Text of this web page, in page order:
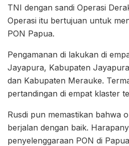
TNI dengan sandi Operasi
Operasi itu bertujuan untuk
PON Papua.
Pengamanan di lakukan di
Jayapura, Kabupaten
dan Kabupaten Merauke.
pertandingan di empat klaster
Rusdi pun memastikan bahwa
berjalan dengan baik.
penyelenggaraan PON di